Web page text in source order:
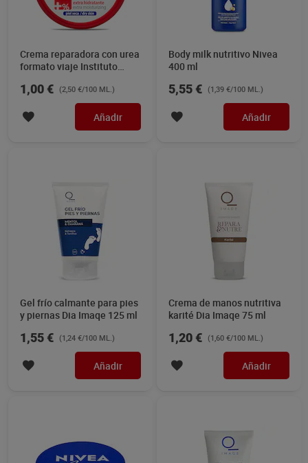
Crema reparadora con urea
formato viaje Instituto
1,00 € (2,50 €/100 ML.)
Añadir
Body milk nutritivo Nivea
400 ml
5,55 € (1,39 €/100 ML.)
Añadir
Gel frío calmante para pies
y piernas Dia Imaqe 125 ml
1,55 € (1,24 €/100 ML.)
Añadir
Crema de manos nutritiva
karité Dia Imaqe 75 ml
1,20 € (1,60 €/100 ML.)
Añadir